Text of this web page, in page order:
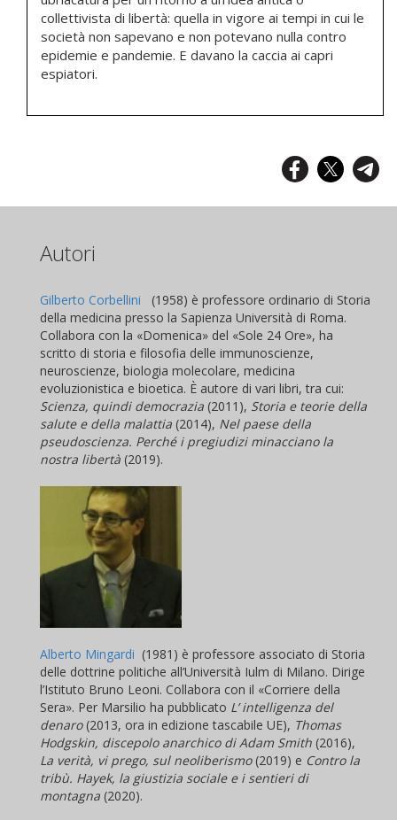
collettivista di libertà: quella in vigore ai tempi in cui le
società non sapevano e non potevano nulla contro
epidemie e pandemie. E davano la caccia ai capri
espiatori.
Autori
Gilberto Corbellini
(1958) è professore ordinario di Storia
della medicina presso la Sapienza Università di Roma.
Collabora con la «Domenica» del «Sole 24 Ore», ha
scritto di storia e filosofia delle immunoscienze,
neuroscienze, biologia molecolare, medicina
evoluzionistica e bioetica. È autore di vari libri, tra cui:
Scienza, quindi democrazia (2011), Storia e teorie della
salute e della malattia (2014), Nel paese della
pseudoscienza. Perché i pregiudizi minacciano la
nostra libertà (2019).
Alberto Mingardi (1981) è professore associato di Storia
delle dottrine politiche all’Università Iulm di Milano. Dirige
l’Istituto Bruno Leoni. Collabora con il «Corriere della
Sera». Per Marsilio ha pubblicato L’ intelligenza del
denaro(2013, ora in edizione tascabile UE), Thomas
Hodgskin, discepolo anarchico di Adam Smith (2016),
La verità, vi prego, sul neoliberismo(2019) e Contro la
tribù. Hayek, la giustizia sociale e i sentieri di
montagna (2020).